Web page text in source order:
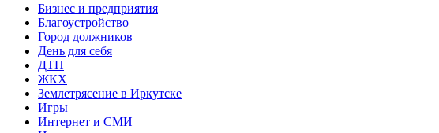
Бизнес и предприятия
Благоустройство
Город должников
День для себя
ДТП
ЖКХ
Землетрясение в Иркутске
Игры
Интернет и СМИ